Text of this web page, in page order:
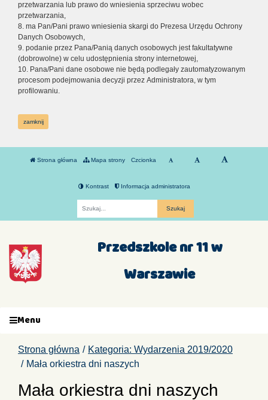
przetwarzania lub prawo do wniesienia sprzeciwu wobec
przetwarzania,
8. ma Pan/Pani prawo wniesienia skargi do Prezesa Urzędu Ochrony
Danych Osobowych,
9. podanie przez Pana/Panią danych osobowych jest fakultatywne
(dobrowolne) w celu udostępnienia strony internetowej,
10. Pana/Pani dane osobowe nie będą podlegały zautomatyzowanym
procesom podejmowania decyzji przez Administratora, w tym
profilowaniu.
zamknij
Strona główna Mapa strony Czcionka
Kontrast Informacja administratora
Przedszkole nr 11 w
Warszawie
Menu
Strona główna
Kategoria: Wydarzenia 2019/2020
Mała orkiestra dni naszych
Mała orkiestra dni naszych